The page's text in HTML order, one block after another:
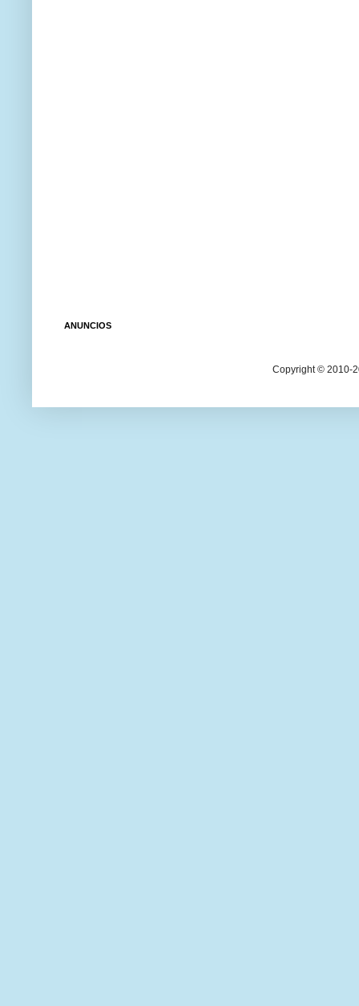
ANUNCIOS
Copyright © 2010-